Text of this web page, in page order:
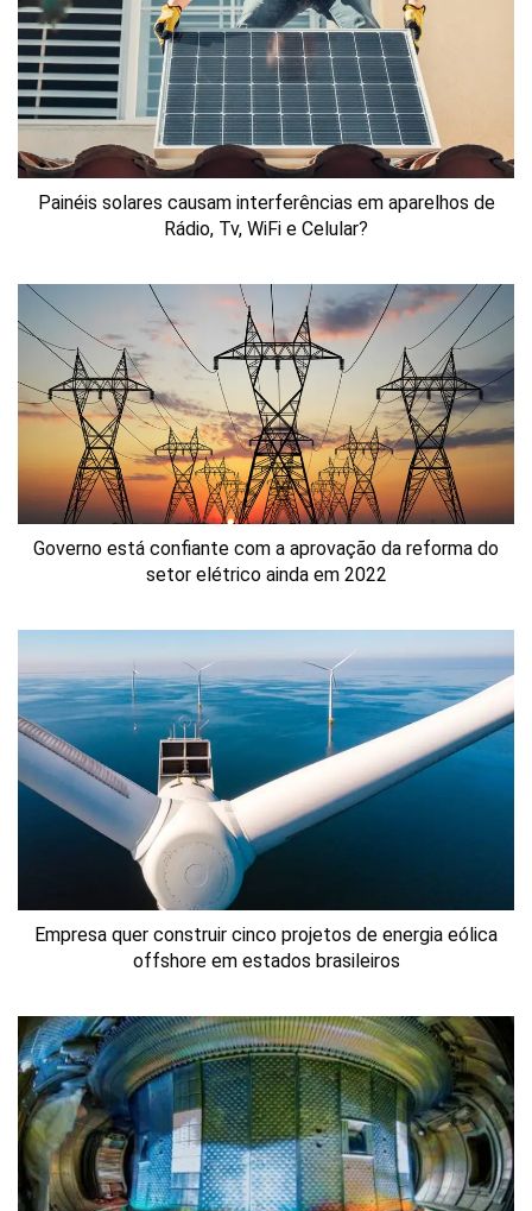
Painéis solares causam interferências em aparelhos de
Rádio, Tv, WiFi e Celular?
Governo está confiante com a aprovação da reforma do
setor elétrico ainda em 2022
Empresa quer construir cinco projetos de energia eólica
offshore em estados brasileiros